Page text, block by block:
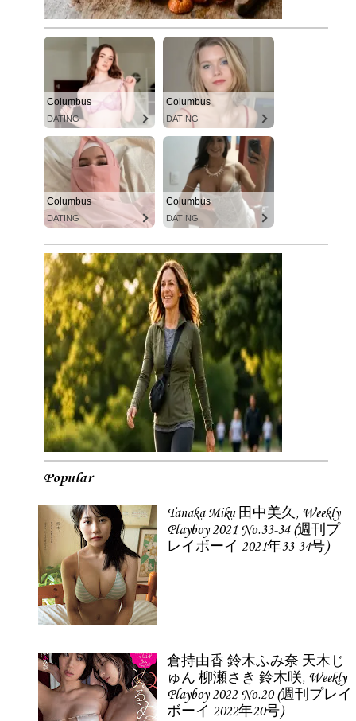
Columbus
DATING
Columbus
DATING
Columbus
DATING
Columbus
DATING
Popular
Tanaka Miku 田中美久, Weekly
Playboy 2021 No.33-34 (週刊プ
レイボーイ 2021年33-34号)
倉持由香 鈴木ふみ奈 天木じ
ゅん 柳瀬さき 鈴木咲, Weekly
Playboy 2022 No.20 (週刊プレイ
ボーイ 2022年20号)